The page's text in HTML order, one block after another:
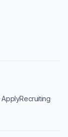
·ApplyRecruiting·